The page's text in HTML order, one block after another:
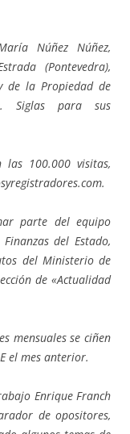
Núñez Núñez,
(Pontevedra),
de la Propiedad de
Siglas para sus
las 100.000 visitas,
parte del equipo
del Estado,
del Ministerio de
de «Actualidad
mensuales se ciñen
el mes anterior.
Enrique Franch
de opositores,